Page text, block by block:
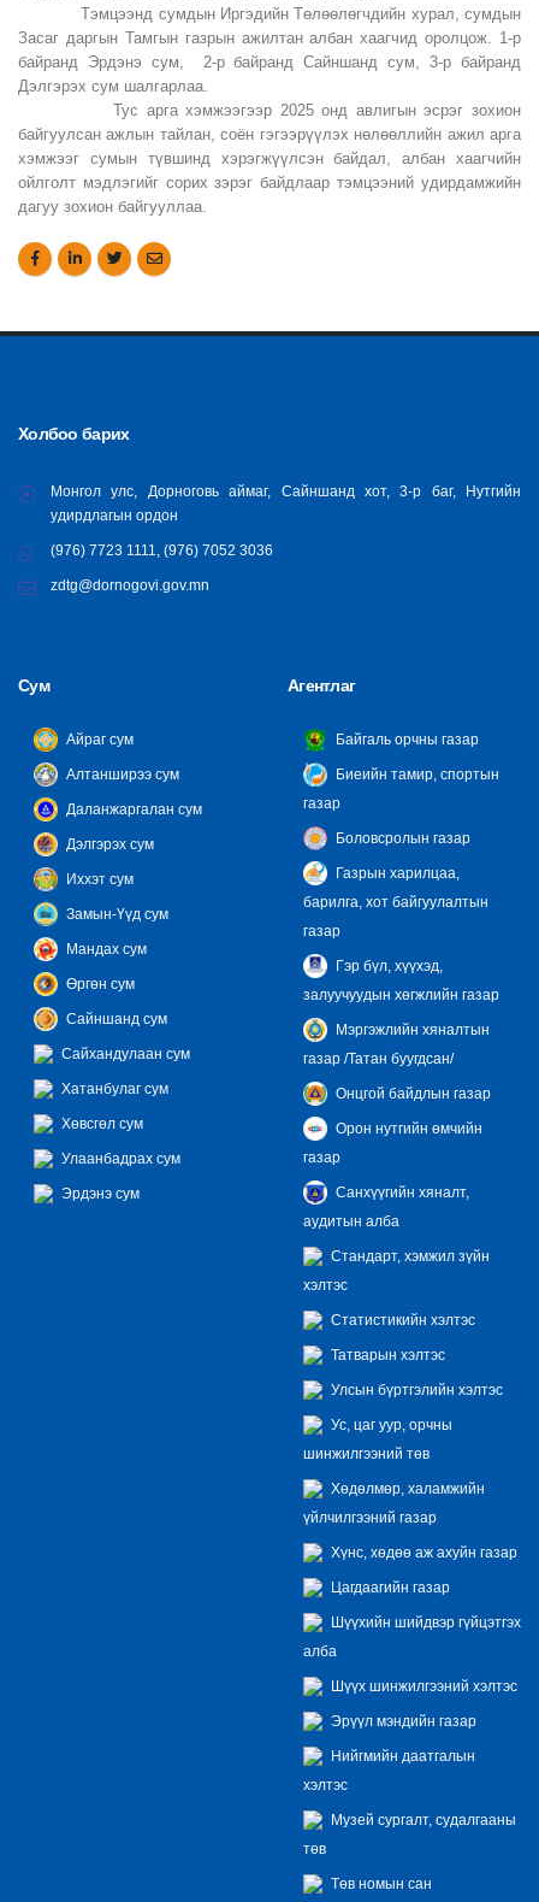
Тэмцээнд сумдын Иргэдийн Төлөөлөгчдийн хурал, сумдын
Засаг даргын Тамгын газрын ажилтан албан хаагчид оролцож. 1-р
байранд Эрдэнэ сум, 2-р байранд Сайншанд сум, 3-р байранд
Дэлгэрэх сум шалгарлаа.
Тус арга хэмжээгээр 2025 онд авлигын эсрэг зохион
байгуулсан ажлын тайлан, соён гэгээрүүлэх нөлөөллийн ажил арга
хэмжээг сумын түвшинд хэрэгжүүлсэн байдал, албан хаагчийн
ойлголт мэдлэгийг сорих зэрэг байдлаар тэмцээний удирдамжийн
дагуу зохион байгууллаа.
Холбоо барих
Монгол улс, Дорноговь аймаг, Сайншанд хот, 3-р баг, Нутгийн
удирдлагын ордон
(976) 7723 1111, (976) 7052 3036
zdtg@dornogovi.gov.mn
Сум
Айраг сум
Алтанширээ сум
Даланжаргалан сум
Дэлгэрэх сум
Иххэт сум
Замын-Үүд сум
Мандах сум
Өргөн сум
Сайншанд сум
Сайхандулаан сум
Хатанбулаг сум
Хөвсгөл сум
Улаанбадрах сум
Эрдэнэ сум
Агентлаг
Байгаль орчны газар
Биеийн тамир, спортын
газар
Боловсролын газар
Газрын харилцаа,
барилга, хот байгуулалтын
газар
Гэр бүл, хүүхэд,
залуучуудын хөгжлийн газар
Мэргэжлийн хяналтын
газар /Татан буугдсан/
Онцгой байдлын газар
Орон нутгийн өмчийн
газар
Санхүүгийн хяналт,
аудитын алба
Стандарт, хэмжил зүйн
хэлтэс
Статистикийн хэлтэс
Татварын хэлтэс
Улсын бүртгэлийн хэлтэс
Ус, цаг уур, орчны
шинжилгээний төв
Хөдөлмөр, халамжийн
үйлчилгээний газар
Хүнс, хөдөө аж ахуйн газар
Цагдаагийн газар
Шүүхийн шийдвэр гүйцэтгэх
алба
Шүүх шинжилгээний хэлтэс
Эрүүл мэндийн газар
Нийгмийн даатгалын
хэлтэс
Музей сургалт, судалгааны
төв
Төв номын сан